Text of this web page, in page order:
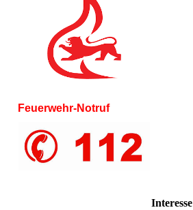
Feuerwehr-Notruf